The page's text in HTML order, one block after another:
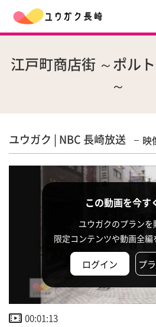
江戸町商店街 ～ポル
～
ユウガク | NBC 長崎放送 映
この動画を今す
ユウガクのプランを
限定コンテンツや動画全編
ログイン プ
00:01:13